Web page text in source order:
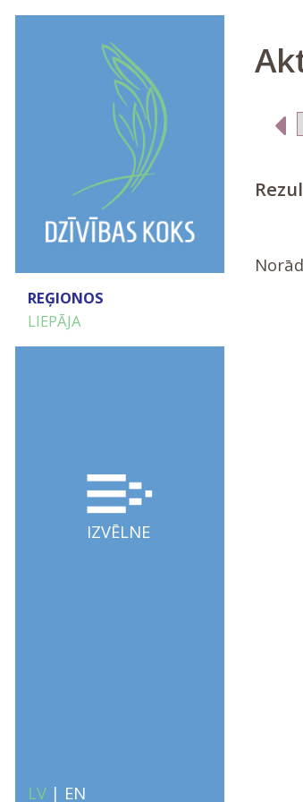
REĢIONOS
LIEPĀJA
IZVĒLNE
LV| EN